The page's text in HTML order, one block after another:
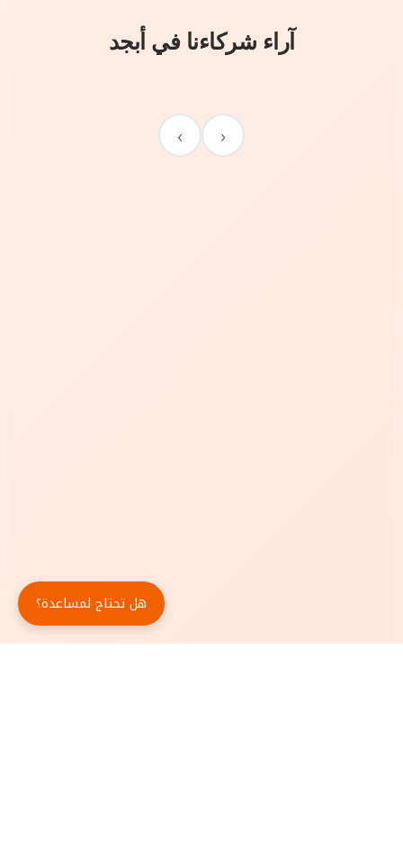
آراء شركاءنا في أبجد
‹
›
هل تحتاج لمساعدة؟